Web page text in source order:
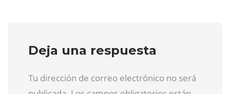
Deja una respuesta
Tu dirección de correo electrónico no será